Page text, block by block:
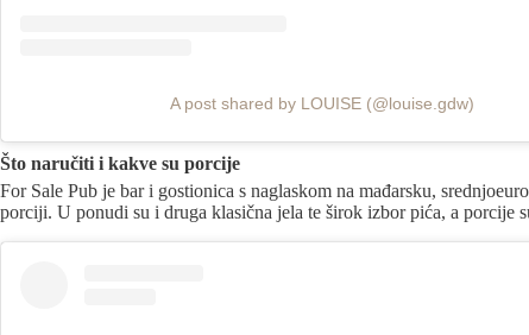
A post shared by LOUISE (@louise.gdw)
Što naručiti i kakve su porcije
For Sale Pub je bar i gostionica s naglaskom na mađarsku,
porciji. U ponudi su i druga klasična jela te širok izbor pića, a porcije